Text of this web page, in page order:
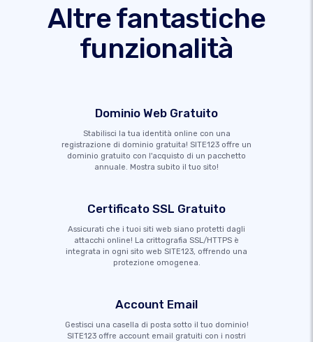
Altre fantastiche
funzionalità
Dominio Web Gratuito
Stabilisci la tua identità online con una
registrazione di dominio gratuita! SITE123 offre un
dominio gratuito con l'acquisto di un pacchetto
annuale. Mostra subito il tuo sito!
Certificato SSL Gratuito
Assicurati che i tuoi siti web siano protetti dagli
attacchi online! La crittografia SSL/HTTPS è
integrata in ogni sito web SITE123, offrendo una
protezione omogenea.
Account Email
Gestisci una casella di posta sotto il tuo dominio!
SITE123 offre account email gratuiti con i nostri